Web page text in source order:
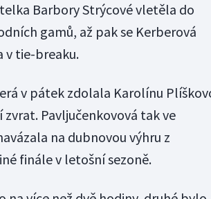
Barbory Strýcové vletěla do
gamů, až pak se Kerberová
v tie-breaku.
v pátek zdolala Karolínu
Pavljučenkovová tak ve
na dubnovou výhru z
finále v letošní sezoně.